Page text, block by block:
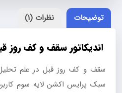
قبل
متاتریدر
عدد
توضیحات نظرات (1)
اندیکاتور سقف و کف روز
سقف و کف روز قبل در علم
سبک پرایس اکشن لایه سوم